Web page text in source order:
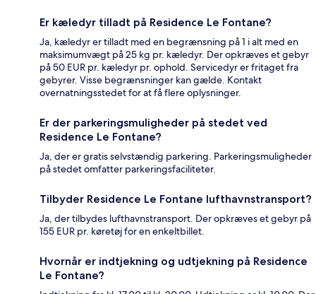
Er kæledyr tilladt på Residence Le Fontane?
Ja, kæledyr er tilladt med en begrænsning på 1 i alt med en
maksimumvægt på 25 kg pr. kæledyr. Der opkræves et gebyr
på 50 EUR pr. kæledyr pr. ophold. Servicedyr er fritaget fra
gebyrer. Visse begrænsninger kan gælde. Kontakt
overnatningsstedet for at få flere oplysninger.
Er der parkeringsmuligheder på stedet ved
Residence Le Fontane?
Ja, der er gratis selvstændig parkering. Parkeringsmuligheder
på stedet omfatter parkeringsfaciliteter.
Tilbyder Residence Le Fontane lufthavnstransport?
Ja, der tilbydes lufthavnstransport. Der opkræves et gebyr på
155 EUR pr. køretøj for en enkeltbillet.
Hvornår er indtjekning og udtjekning på Residence
Le Fontane?